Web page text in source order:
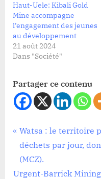
Haut-Uele: Kibali Gold
Mine accompagne
l’engagement des jeunes
au développement
21 août 2024
Dans "Société"
Partager ce contenu
Développement
Navigation
de
P
r
e
v
Watsa : le territoire
déchets par jour,
(MCZ).
N
Urgent-Barrick